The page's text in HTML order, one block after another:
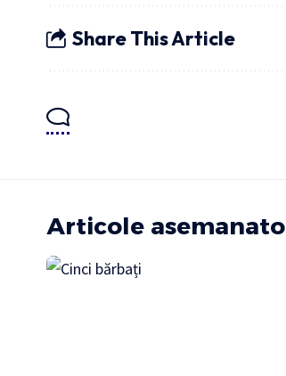
Share This Article
Articole